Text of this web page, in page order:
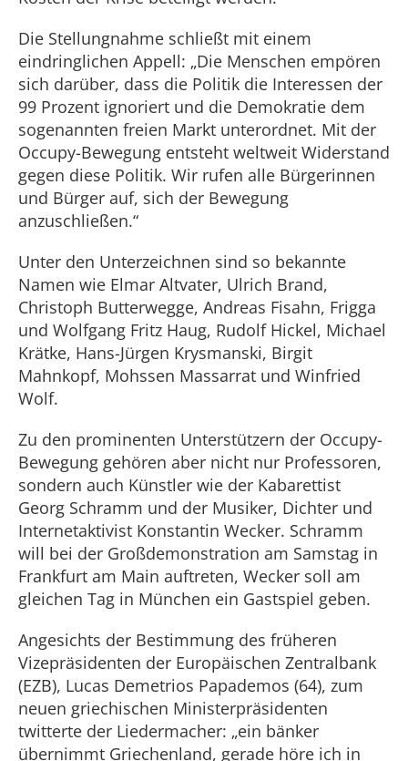
Die Stellungnahme schließt mit einem
eindringlichen Appell: „Die Menschen empören
sich darüber, dass die Politik die Interessen der
99 Prozent ignoriert und die Demokratie dem
sogenannten freien Markt unterordnet. Mit der
Occupy-Bewegung entsteht weltweit Widerstand
gegen diese Politik. Wir rufen alle Bürgerinnen
und Bürger auf, sich der Bewegung
anzuschließen.“
Unter den Unterzeichnen sind so bekannte
Namen wie Elmar Altvater, Ulrich Brand,
Christoph Butterwegge, Andreas Fisahn, Frigga
und Wolfgang Fritz Haug, Rudolf Hickel, Michael
Krätke, Hans-Jürgen Krysmanski, Birgit
Mahnkopf, Mohssen Massarrat und Winfried
Wolf.
Zu den prominenten Unterstützern der Occupy-
Bewegung gehören aber nicht nur Professoren,
sondern auch Künstler wie der Kabarettist
Georg Schramm und der Musiker, Dichter und
Internetaktivist Konstantin Wecker. Schramm
will bei der Großdemonstration am Samstag in
Frankfurt am Main auftreten, Wecker soll am
gleichen Tag in München ein Gastspiel geben.
Angesichts der Bestimmung des früheren
Vizepräsidenten der Europäischen Zentralbank
(EZB), Lucas Demetrios Papademos (64), zum
neuen griechischen Ministerpräsidenten
twitterte der Liedermacher: „ein bänker
übernimmt Griechenland, gerade höre ich in